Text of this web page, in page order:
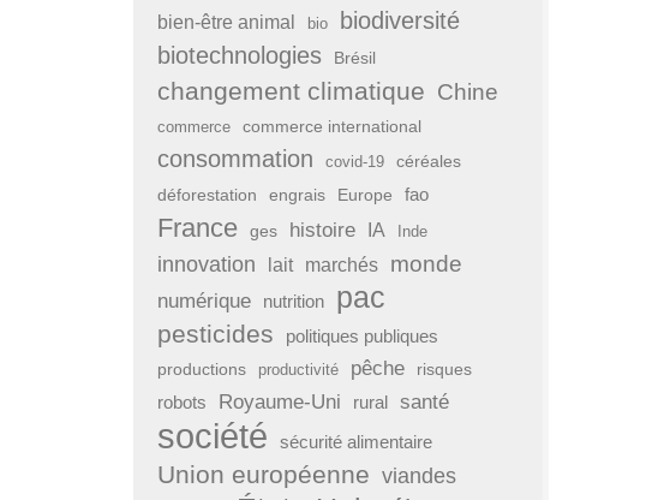
bien-être animal bio
biodiversité
biotechnologies
Brésil
changement climatique Chine
commerce commerce international
consommation covid-19 céréales
déforestation engrais Europe fao
France ges histoire IA Inde
innovation lait marchés monde
numérique nutrition pac
pesticides politiques publiques
productions productivité pêche
risques
robots
Royaume-Uni rural santé
société sécurité alimentaire
Union européenne viandes